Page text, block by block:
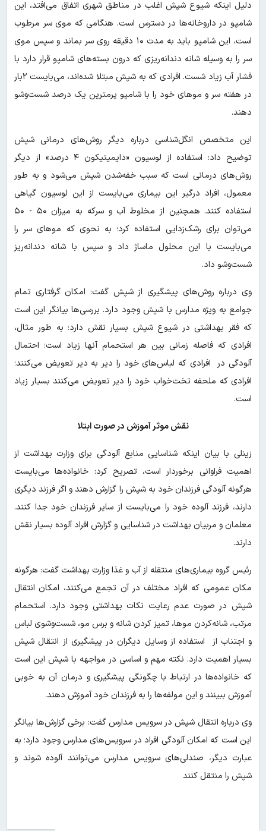
دلیل اینکه شیوع شپش اغلب در مناطق شهری اتفاق می‌افتد، این
شامپو در داروخانه‌ها در دسترس است. هنگامی که موی سر مرطوب
است، این شامپو باید به مدت ۱۰ دقیقه روی سر بماند و سپس موی
سر را به وسیله شانه دندانه‌ریزی که درون بسته‌های شامپو قرار دارد با
فشار آب زیاد شست. افرادی که به شپش مبتلا شده‌اند، می‌بایست ۲بار
در هفته سر و موهای خود را با شامپو پرمترین یک درصد شست‌وشو
دهند.
این متخصص انگل‌شناسی درباره دیگر روش‌های درمانی شپش
توضیح داد: استفاده از لوسیون «دایمیتیکون ۴ درصد» از دیگر
روش‌های درمانی است که سبب خفه‌شدن شپش می‌شود و به طور
معمول، افراد درگیر این بیماری می‌بایست از این لوسیون گیاهی
استفاده کنند. همچنین از مخلوط آب و سرکه به میزان ۵۰ - ۵۰
می‌توان برای رشک‌زدایی استفاده کرد؛ به نحوی که موهای سر را
می‌بایست با این محلول ماساژ داد و سپس با شانه دندانه‌ریز
شست‌وشو داد.
وی درباره روش‌های پیشگیری از شپش گفت: امکان گرفتاری تمام
جوامع به ویژه مدارس با شپش وجود دارد. بررسی‌ها بیانگر این است
که فقر بهداشتی در شیوع شپش بسیار نقش دارد؛ به طور مثال،
افرادی که فاصله زمانی بین هر استحمام آنها زیاد است؛ احتمال
آلودگی در افرادی که لباس‌های خود را دیر به دیر تعویض می‌کنند؛
افرادی که ملحفه تخت‌خواب خود را دیر تعویض می‌کنند بسیار زیاد
است.
نقش موثر آموزش در صورت ابتلا
زینلی با بیان اینکه شناسایی منابع آلودگی برای وزارت بهداشت از
اهمیت فراوانی برخوردار است، تصریح کرد: خانواده‌ها می‌بایست
هرگونه آلودگی فرزندان خود به شپش را گزارش دهند و اگر فرزند دیگری
دارند، فرزند آلوده خود را می‌بایست از سایر فرزندان خود جدا کنند.
معلمان و مربیان بهداشت در شناسایی و گزارش افراد آلوده بسیار نقش
دارند.
رئیس گروه بیماری‌های منتقله از آب و غذا وزارت بهداشت گفت: هرگونه
مکان عمومی که افراد مختلف در آن تجمع می‌کنند، امکان انتقال
شپش در صورت عدم رعایت نکات بهداشتی وجود دارد. استحمام
مرتب، شانه‌کردن موها، تمیز کردن شانه و برس مو، شست‌وشوی لباس
و اجتناب از استفاده از وسایل دیگران در پیشگیری از انتقال شپش
بسیار اهمیت دارد. نکته مهم و اساسی در مواجهه با شپش این است
که خانواده‌ها در ارتباط با چگونگی پیشگیری و درمان آن به خوبی
آموزش ببینند و این مولفه‌ها را به فرزندان خود آموزش دهند.
وی درباره انتقال شپش در سرویس مدارس گفت: برخی گزارش‌ها بیانگر
این است که امکان آلودگی افراد در سرویس‌های مدارس وجود دارد؛ به
عبارت دیگر، صندلی‌های سرویس مدارس می‌توانند آلوده شوند و
شپش را منتقل کنند